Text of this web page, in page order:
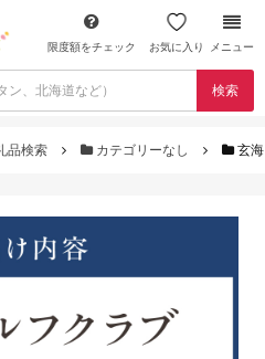
限度額をチェック お気に入り メニュー
検索
品検索 カテゴリーなし 玄